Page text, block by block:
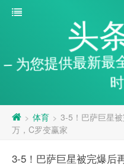
头
– 为您提供最新最
> 体育 > 3-5！巴萨巨星
万，C罗变赢家
3-5！巴萨巨星被完爆后